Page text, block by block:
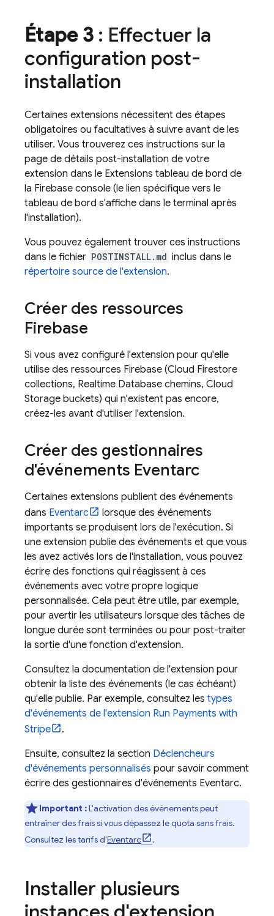
Étape 3: Effectuer la
configuration post-
installation
Certaines extensions nécessitent des étapes
obligatoires ou facultatives à suivre avant de les
utiliser. Vous trouverez ces instructions sur la
page de détails post-installation de votre
extension dans le Extensions tableau de bord de
la Firebase console (le lien spécifique vers le
tableau de bord s'affiche dans le terminal après
l'installation).
Vous pouvez également trouver ces instructions
dans le fichier POSTINSTALL.md inclus dans le
répertoire source de l'extension.
Créer des ressources
Firebase
Si vous avez configuré l'extension pour qu'elle
utilise des ressources Firebase (Cloud Firestore
collections, Realtime Database chemins, Cloud
Storage buckets) qui n'existent pas encore,
créez-les avant d'utiliser l'extension.
Créer des gestionnaires
d'événements Eventarc
Certaines extensions publient des événements
dans Eventarc
lorsque des événements
importants se produisent lors de l'exécution. Si
une extension publie des événements et que vous
les avez activés lors de l'installation, vous pouvez
écrire des fonctions qui réagissent à ces
événements avec votre propre logique
personnalisée. Cela peut être utile, par exemple,
pour avertir les utilisateurs lorsque des tâches de
longue durée sont terminées ou pour post-traiter
la sortie d'une fonction d'extension.
Consultez la documentation de l'extension pour
obtenir la liste des événements (le cas échéant)
qu'elle publie. Par exemple, consultez les types
d'événements de l'extension Run Payments with
Stripe
.
Ensuite, consultez la section Déclencheurs
d'événements personnalisés pour savoir comment
écrire des gestionnaires d'événements Eventarc.
Important :L'activation des événements peut
entraîner des frais si vous dépassez le quota sans frais.
Consultez les tarifs d'Eventarc .
Installer plusieurs